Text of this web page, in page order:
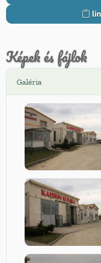
Képek és fájlok
Galéria